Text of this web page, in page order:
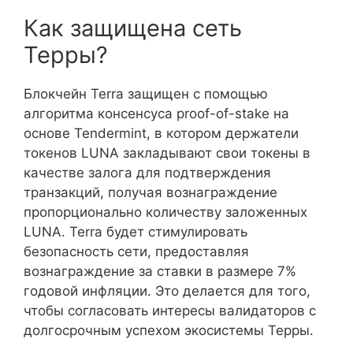
Как защищена сеть
Терры?
Блокчейн Terra защищен с помощью
алгоритма консенсуса proof-of-stake на
основе Tendermint, в котором держатели
токенов LUNA закладывают свои токены в
качестве залога для подтверждения
транзакций, получая вознаграждение
пропорционально количеству заложенных
LUNA. Terra будет стимулировать
безопасность сети, предоставляя
вознаграждение за ставки в размере 7%
годовой инфляции. Это делается для того,
чтобы согласовать интересы валидаторов с
долгосрочным успехом экосистемы Терры.